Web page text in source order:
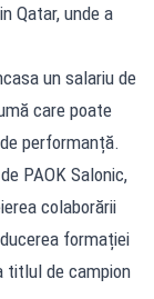
Qatar, unde a
un salariu de
care poate
performanță.
PAOK Salonic,
colaborării
formației
titlul de campion